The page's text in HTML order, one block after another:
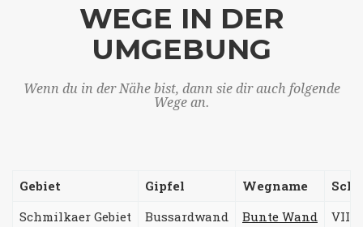
WEGE IN DER
UMGEBUNG
Wenn du in der Nähe bist, dann sie dir auch folgende
Wege an.
Gebiet Gipfel Wegname
Schmilkaer Gebiet
Bussardwand Bunte Wand